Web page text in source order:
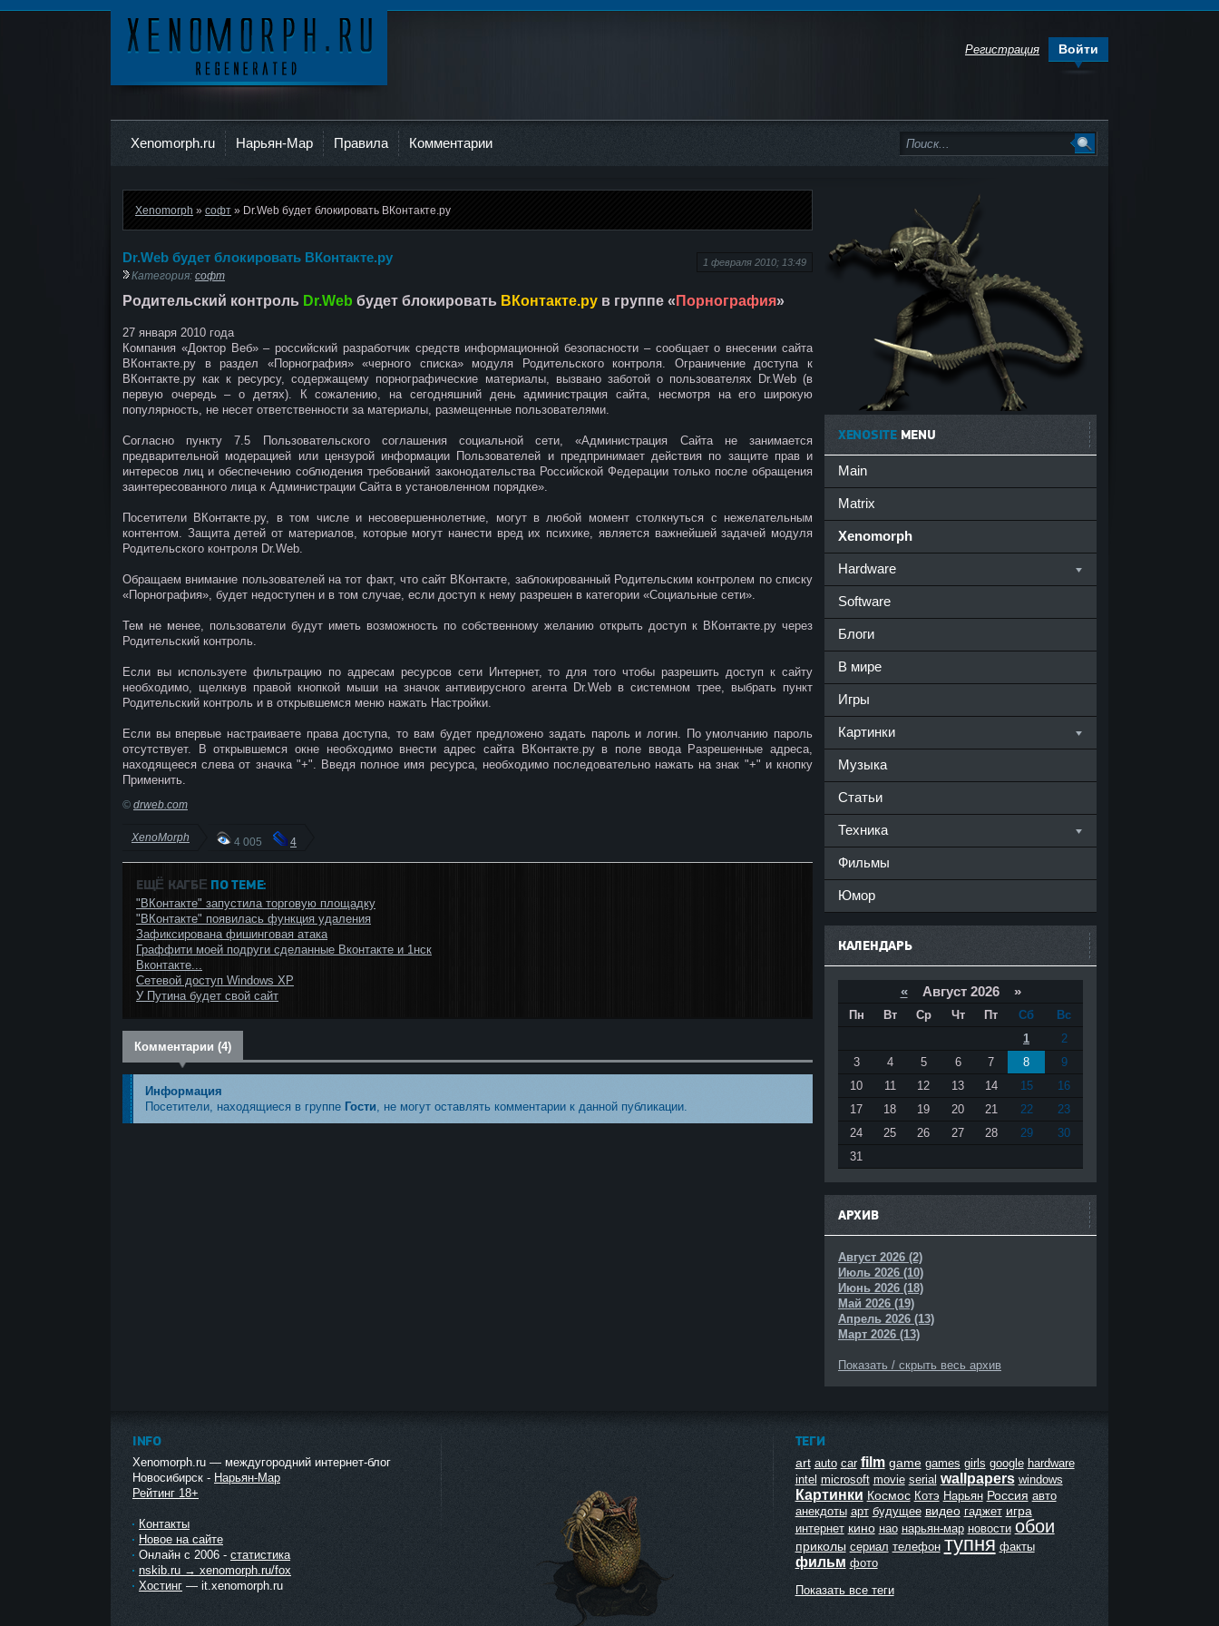
Регистрация Войти
Xenomorph.ru Нарьян-Мар Правила Комментарии
Xenomorph » софт » Dr.Web будет блокировать ВКонтакте.ру
1 февраля 2010; 13:49
Dr.Web будет блокировать ВКонтакте.ру
Категория: софт
Родительский контроль Dr.Web будет блокировать ВКонтакте.ру в группе « Порнография»
27 января 2010 года
Компания «Доктор Веб» – российский разработчик средств информационной безопасности – сообщает о внесении сайта
ВКонтакте.ру в раздел «Порнография» «черного списка» модуля Родительского контроля. Ограничение доступа к
ВКонтакте.ру как к ресурсу, содержащему порнографические материалы, вызвано заботой о пользователях Dr.Web (в
первую очередь – о детях). К сожалению, на сегодняшний день администрация сайта, несмотря на его широкую
популярность, не несет ответственности за материалы, размещенные пользователями.
Согласно пункту 7.5 Пользовательского соглашения социальной сети, «Администрация Сайта не занимается
предварительной модерацией или цензурой информации Пользователей и предпринимает действия по защите прав и
интересов лиц и обеспечению соблюдения требований законодательства Российской Федерации только после обращения
заинтересованного лица к Администрации Сайта в установленном порядке».
Посетители ВКонтакте.ру, в том числе и несовершеннолетние, могут в любой момент столкнуться с нежелательным
контентом. Защита детей от материалов, которые могут нанести вред их психике, является важнейшей задачей модуля
Родительского контроля Dr.Web.
Обращаем внимание пользователей на тот факт, что сайт ВКонтакте, заблокированный Родительским контролем по списку
«Порнография», будет недоступен и в том случае, если доступ к нему разрешен в категории «Социальные сети».
Тем не менее, пользователи будут иметь возможность по собственному желанию открыть доступ к ВКонтакте.ру через
Родительский контроль.
Если вы используете фильтрацию по адресам ресурсов сети Интернет, то для того чтобы разрешить доступ к сайту
необходимо, щелкнув правой кнопкой мыши на значок антивирусного агента Dr.Web в системном трее, выбрать пункт
Родительский контроль и в открывшемся меню нажать Настройки.
Если вы впервые настраиваете права доступа, то вам будет предложено задать пароль и логин. По умолчанию пароль
отсутствует. В открывшемся окне необходимо внести адрес сайта ВКонтакте.ру в поле ввода Разрешенные адреса,
находящееся слева от значка "+". Введя полное имя ресурса, необходимо последовательно нажать на знак "+" и кнопку
Применить.
© drweb.com
XenoMorph 4 005 4
ЕЩЁ КАГБΕ ПО ТЕМЕ:
"ВКонтакте" запустила торговую площадку
"ВКонтакте" появилась функция удаления
Зафиксирована фишинговая атака
Граффити моей подруги сделанные Вконтакте и 1нск
Вконтакте...
Сетевой доступ Windows XP
У Путина будет свой сайт
Комментарии (4)
Информация
Посетители, находящиеся в группе Гости , не могут оставлять комментарии к данной публикации.
XENOSITEMENU
Main
Matrix
Xenomorph
Hardware
Software
Блоги
В мире
Игры
Картинки
Музыка
Статьи
Техника
Фильмы
Юмор
КАЛЕНДАРЬ
«Август 2026 »
Пн Вт Ср Чт Пт Сб
Вс
1
2
3
4 5 6 7 8
9
10
11 12 13 14 15
16
17
18 19 20 21 22
23
24
25 26 27 28 29
30
31
АРХИВ
Август 2026 (2)
Июль 2026 (10)
Июнь 2026 (18)
Май 2026 (19)
Апрель 2026 (13)
Март 2026 (13)
Показать / скрыть весь архив
INFO
Xenomorph.ru — междугородний интернет-блог
Новосибирск - Нарьян-Мар
Рейтинг 18+
Контакты
Новое на сайте
Онлайн с 2006 - статистика
nskib.ru → xenomorph.ru/fox
Хостинг — it.xenomorph.ru
ТЕГИ
art auto car film game games girls google hardware
intel microsoft movie serial wallpapers windows
Картинки Космос Котэ Нарьян Россия авто
анекдоты арт будущее видео гаджет игра
интернет кино нао нарьян-мар новости обои
приколы сериал телефон тупня факты
фильм фото
Показать все теги